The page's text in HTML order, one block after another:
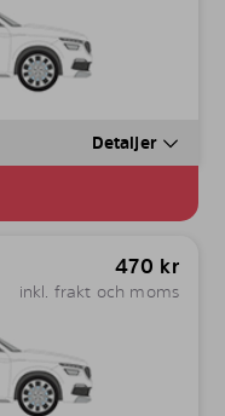
Detaljer
470 kr
inkl. frakt och moms